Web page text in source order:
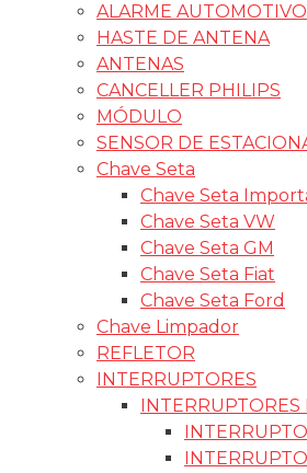
ALARME AUTOMOTIVO
HASTE DE ANTENA
ANTENAS
CANCELLER PHILIPS
MÓDULO
SENSOR DE
Chave Seta
Chave Seta
Chave Seta VW
Chave Seta GM
Chave Seta Fiat
Chave Seta Ford
Chave Limpador
REFLETOR
INTERRUPTORES